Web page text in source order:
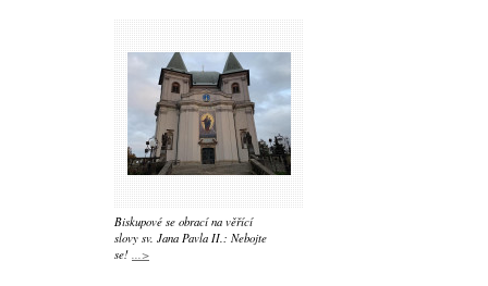
Biskupové se obrací na věřící
slovy sv. Jana Pavla II.: Nebojte
se! ...>